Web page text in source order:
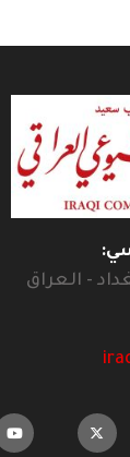
- العراق